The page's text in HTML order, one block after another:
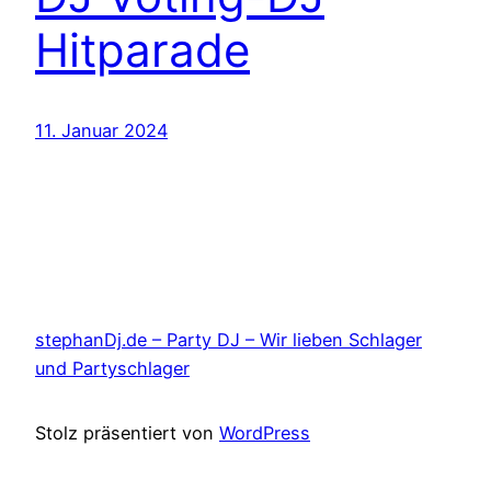
Hitparade
11. Januar 2024
stephanDj.de – Party DJ – Wir lieben Schlager
und Partyschlager
Stolz präsentiert von WordPress